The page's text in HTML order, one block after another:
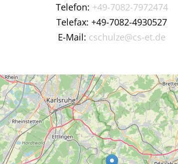
Telefon: +49-7082-7972474
Telefax: +49-7082-4930527
E-Mail: cschulze@cs-et.de